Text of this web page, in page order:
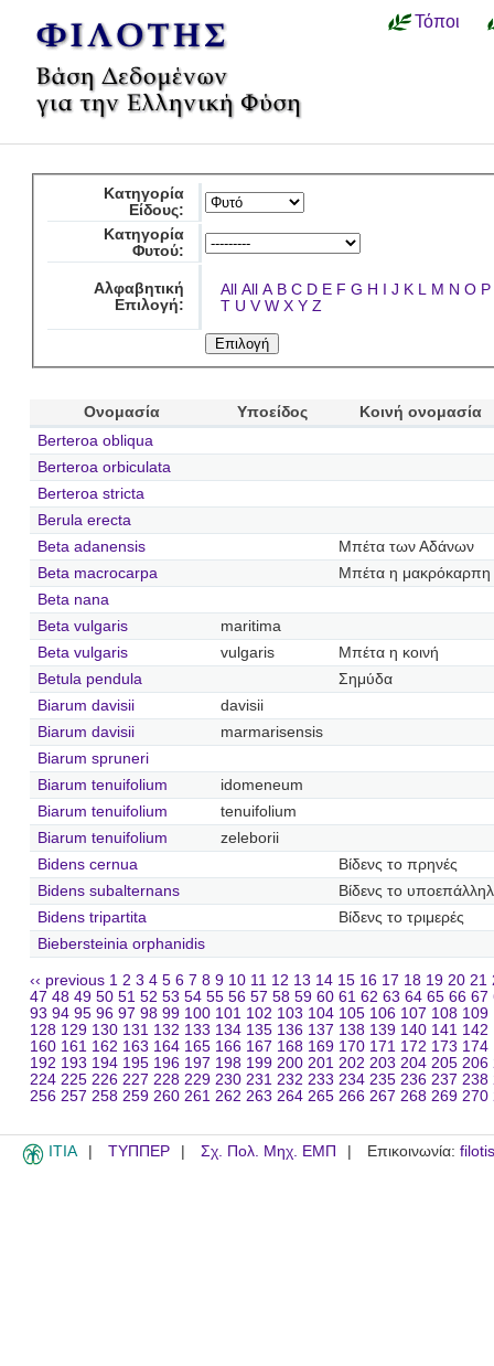
Τόποι
Κατηγορία
Είδους:
Κατηγορία
Φυτού:
Αλφαβητική
Επιλογή:
All All A B C D E F G H I J K L M N O P
T U V W X Y Z
Ονομασία Υποείδος
Κοινή ονομασία
Berteroa obliqua
Berteroa orbiculata
Berteroa stricta
Berula erecta
Beta adanensis
Μπέτα των Αδάνων
Beta macrocarpa
Μπέτα η μακρόκαρπη
Beta nana
Beta vulgaris
maritima
Beta vulgaris
vulgaris
Μπέτα η κοινή
Betula pendula
Σημύδα
Biarum davisii
davisii
Biarum davisii
marmarisensis
Biarum spruneri
Biarum tenuifolium
idomeneum
Biarum tenuifolium
tenuifolium
Biarum tenuifolium
zeleborii
Bidens cernua
Βίδενς το πρηνές
Bidens subalternans
Βίδενς το
Bidens tripartita
Βίδενς το τριμερές
Biebersteinia orphanidis
‹‹ previous 1 2 3 4 5 6 7 8 9 10 11 12 13 14 15 16 17 18 19 20 21
47 48 49 50 51 52 53 54 55 56 57 58 59 60 61 62 63 64 65 66 67
93 94 95 96 97 98 99 100 101 102 103 104 105 106 107 108 109
128 129 130 131 132 133 134 135 136 137 138 139 140 141 142
160 161 162 163 164 165 166 167 168 169 170 171 172 173 174
192 193 194 195 196 197 198 199 200 201 202 203 204 205 206
224 225 226 227 228 229 230 231 232 233 234 235 236 237 238
256 257 258 259 260 261 262 263 264 265 266 267 268 269 270
ITIA ΤΥΠΠΕΡ Σχ. Πολ. Μηχ. ΕΜΠ Επικοινωνία: